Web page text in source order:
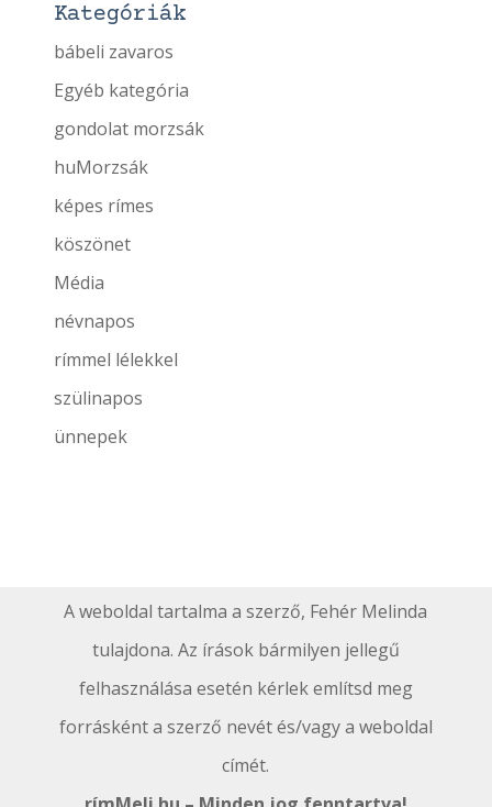
Kategóriák
bábeli zavaros
Egyéb kategória
gondolat morzsák
huMorzsák
képes rímes
köszönet
Média
névnapos
rímmel lélekkel
szülinapos
ünnepek
A weboldal tartalma a szerző, Fehér Melinda
tulajdona. Az írások bármilyen jellegű
felhasználása esetén kérlek említsd meg
forrásként a szerző nevét és/vagy a weboldal
címét.